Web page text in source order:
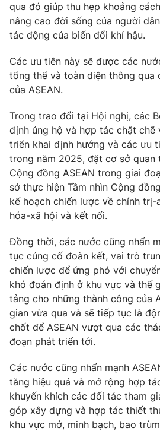
VTV4 Vươn
Liên hệ tòa soạn
THỜI BÁO VTV
Theo dõi báo trên
Cơ quan chủ quản:Đài Truyền hình
Cơ quan báo chí:
Thời báo VTV
Giấy phép hoạt động báo in và báo
cấp ngày 29/12/2023
Tổng Biên tập:Vũ Thanh Thủy
Phó Tổng Biên tập:Nguyễn Thị Mỹ
Nguyễn Trọng Ninh
Tổng đài VTV:024.38 355 931 -
Ðiện thoại Thời báo VTV:
Liên hệ quảng cáo:
024-7300.7108
qua đó giúp thu hẹp khoảng
nâng cao đời sống của người
tác động của biến đổi khí hậu.
Các ưu tiên này sẽ được các
tổng thể và toàn diện thông qua
của ASEAN.
Trong trao đổi tại Hội nghị, các
định ủng hộ và hợp tác chặt chẽ
triển khai định hướng và các ưu
trong năm 2025, đặt cơ sở quan
Cộng đồng ASEAN trong giai
sở thực hiện Tầm nhìn Cộng
kế hoạch chiến lược về chính trị-
hóa-xã hội và kết nối.
Đồng thời, các nước cũng nhấn
tục củng cố đoàn kết, vai trò
chiến lược để ứng phó với
khó đoán định ở khu vực và thế
tảng cho những thành công của
gian vừa qua và sẽ tiếp tục là
chốt để ASEAN vượt qua các
đoạn phát triển tới.
Các nước cũng nhấn mạnh
tăng hiệu quả và mở rộng hợp
khuyến khích các đối tác tham
góp xây dựng và hợp tác thiết
khu vực mở, minh bạch, bao